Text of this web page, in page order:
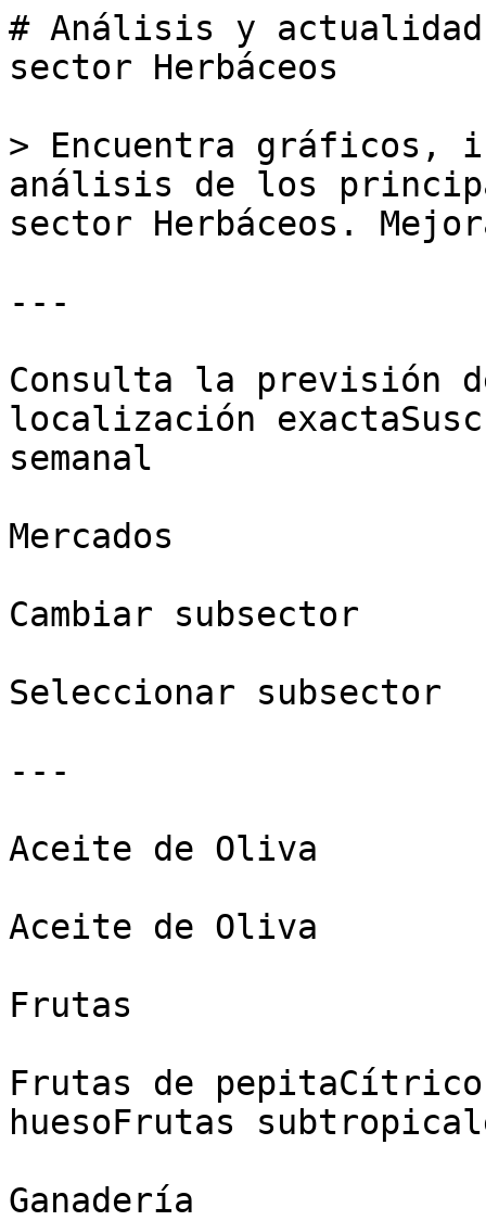
# Análisis y actualidad
sector Herbáceos
> Encuentra gráficos,
análisis de los
sector Herbáceos.
---
Consulta la previsión
localización
semanal
Mercados
Cambiar subsector
Seleccionar subsector
---
Aceite de Oliva
Aceite de Oliva
Frutas
Frutas de
huesoFrutas
Ganadería